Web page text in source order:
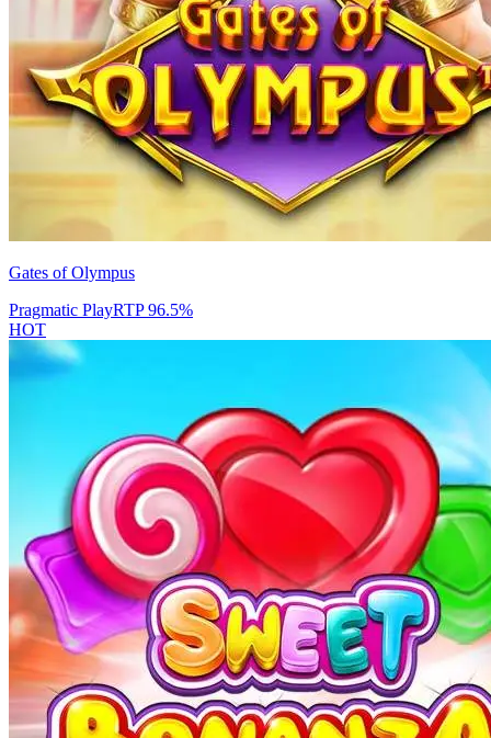
Gates of Olympus
Pragmatic PlayRTP96.5%
HOT